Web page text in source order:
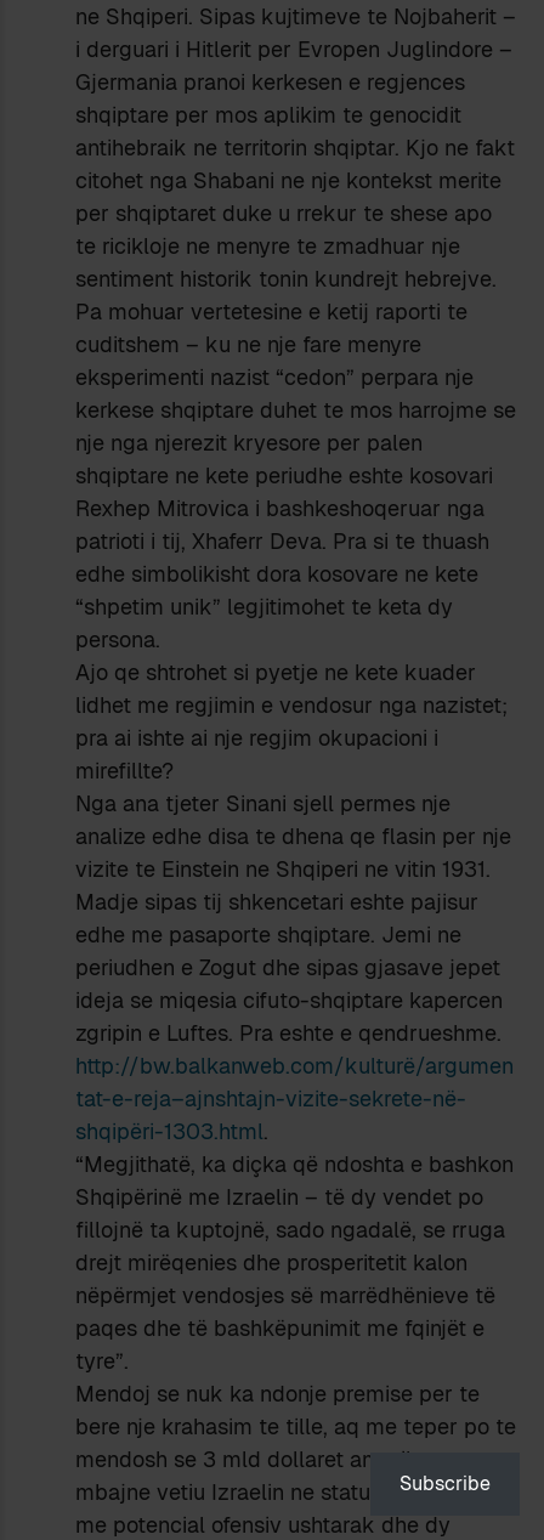
ne Shqiperi. Sipas kujtimeve te Nojbaherit –
i derguari i Hitlerit per Evropen Juglindore –
Gjermania pranoi kerkesen e regjences
shqiptare per mos aplikim te genocidit
antihebraik ne territorin shqiptar. Kjo ne fakt
citohet nga Shabani ne nje kontekst merite
per shqiptaret duke u rrekur te shese apo
te ricikloje ne menyre te zmadhuar nje
sentiment historik tonin kundrejt hebrejve.
Pa mohuar vertetesine e ketij raporti te
cuditshem – ku ne nje fare menyre
eksperimenti nazist “cedon” perpara nje
kerkese shqiptare duhet te mos harrojme se
nje nga njerezit kryesore per palen
shqiptare ne kete periudhe eshte kosovari
Rexhep Mitrovica i bashkeshoqeruar nga
patrioti i tij, Xhaferr Deva. Pra si te thuash
edhe simbolikisht dora kosovare ne kete
“shpetim unik” legjitimohet te keta dy
persona.
Ajo qe shtrohet si pyetje ne kete kuader
lidhet me regjimin e vendosur nga nazistet;
pra ai ishte ai nje regjim okupacioni i
mirefillte?
Nga ana tjeter Sinani sjell permes nje
analize edhe disa te dhena qe flasin per nje
vizite te Einstein ne Shqiperi ne vitin 1931.
Madje sipas tij shkencetari eshte pajisur
edhe me pasaporte shqiptare. Jemi ne
periudhen e Zogut dhe sipas gjasave jepet
ideja se miqesia cifuto-shqiptare kapercen
zgripin e Luftes. Pra eshte e qendrueshme.
http://bw.balkanweb.com/kulturë/argumen
tat-e-reja–ajnshtajn-vizite-sekrete-në-
shqipëri-1303.html.
“Megjithatë, ka diçka që ndoshta e bashkon
Shqipërinë me Izraelin – të dy vendet po
fillojnë ta kuptojnë, sado ngadalë, se rruga
drejt mirëqenies dhe prosperitetit kalon
nëpërmjet vendosjes së marrëdhënieve të
paqes dhe të bashkëpunimit me fqinjët e
tyre”.
Mendoj se nuk ka ndonje premise per te
bere nje krahasim te tille, aq me teper po te
mendosh se 3 mld dollaret amerikane e
mbajne vetiu Izraelin ne statusin e nje fuqie
me potencial ofensiv ushtarak dhe dy
Subscribe